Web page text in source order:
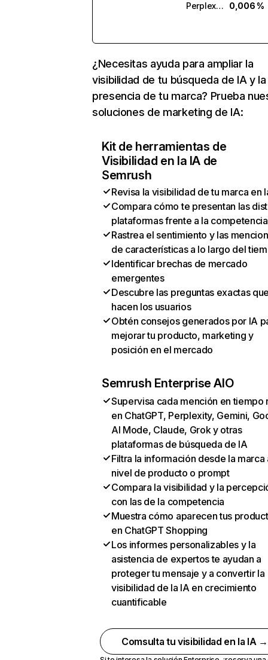
Perplexity
0,006 %
¿Necesitas ayuda para ampliar la
visibilidad de tu búsqueda de IA y la
presencia de tu marca? Prueba
soluciones de marketing de IA:
Kit de herramientas de
Visibilidad en la IA de
Semrush
Revisa la visibilidad de tu marca en
Compara cómo te presentan las
plataformas frente a la competencia
Rastrea el sentimiento y las
de características a lo largo del
Identificar brechas de mercado
emergentes
Descubre las preguntas exactas
hacen los usuarios
Obtén consejos generados por IA
mejorar tu producto, marketing y
posición en el mercado
Semrush Enterprise AIO
Supervisa cada mención en tiempo
en ChatGPT, Perplexity, Gemini,
AI Mode, Claude, Grok y otras
plataformas de búsqueda de IA
Filtra la información desde la marca
nivel de producto o prompt
Compara la visibilidad y la
con las de la competencia
Muestra cómo aparecen tus
en ChatGPT Shopping
Los informes personalizables y la
asistencia de expertos te ayudan a
proteger tu mensaje y a convertir la
visibilidad de la IA en crecimiento
cuantificable
Comsulta tu visibilidad en la IA →